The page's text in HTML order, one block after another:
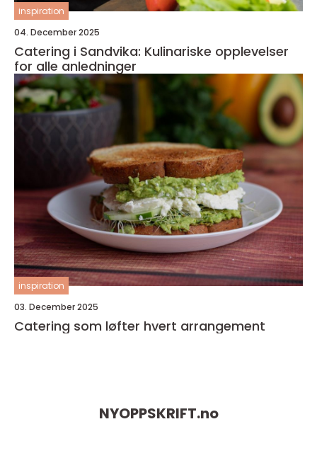
inspiration
04. December 2025
Catering i Sandvika: Kulinariske opplevelser
for alle anledninger
inspiration
03. December 2025
Catering som løfter hvert arrangement
NYOPPSKRIFT.no